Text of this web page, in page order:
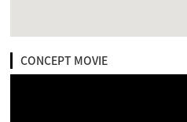
CONCEPT MOVIE